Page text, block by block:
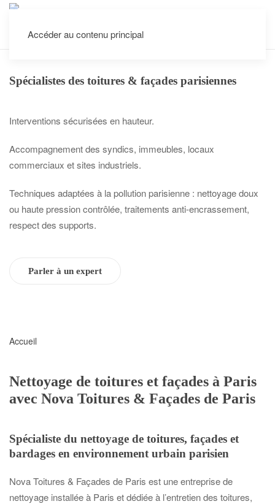
Accéder au contenu principal
Spécialistes des toitures & façades parisiennes
Interventions sécurisées en hauteur.
Accompagnement des syndics, immeubles, locaux
commerciaux et sites industriels.
Techniques adaptées à la pollution parisienne : nettoyage doux
ou haute pression contrôlée, traitements anti-encrassement,
respect des supports.
Parler à un expert
Accueil
Nettoyage de toitures et façades à Paris
avec Nova Toitures & Façades de Paris
Spécialiste du nettoyage de toitures, façades et
bardages en environnement urbain parisien
Nova Toitures & Façades de Paris est une entreprise de
nettoyage installée à Paris et dédiée à l’entretien des toitures,